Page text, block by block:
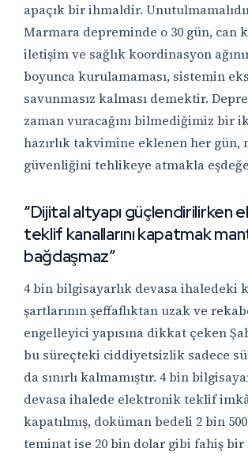
apaçık bir ihmaldir.
Marmara depreminde o 30 gün, can
iletişim ve sağlık koordinasyon
boyunca kurulamaması, sistemin
savunmasız kalması demektir.
zaman vuracağını bilmediğimiz bir
hazırlık takvimine eklenen her gün,
güvenliğini tehlikeye atmakla
“Dijital altyapı güçlendirilirken
teklif kanallarını kapatmak
bağdaşmaz”
4 bin bilgisayarlık devasa ihaledeki
şartlarının şeffaflıktan uzak ve
engelleyici yapısına dikkat çeken
bu süreçteki ciddiyetsizlik sadece
da sınırlı kalmamıştır. 4 bin
devasa ihalede elektronik teklif
kapatılmış, doküman bedeli 2 bin
teminat ise 20 bin dolar gibi fahiş bir